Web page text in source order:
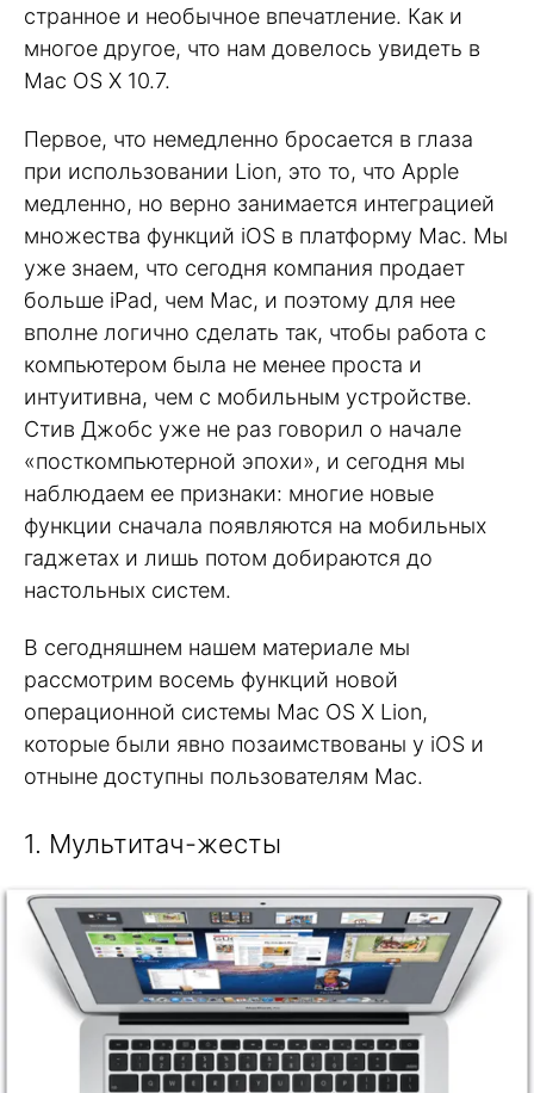
странное и необычное впечатление. Как и
многое другое, что нам довелось увидеть в
Mac OS X 10.7.
Первое, что немедленно бросается в глаза
при использовании Lion, это то, что Apple
медленно, но верно занимается интеграцией
множества функций iOS в платформу Mac. Мы
уже знаем, что сегодня компания продает
больше iPad, чем Mac, и поэтому для нее
вполне логично сделать так, чтобы работа с
компьютером была не менее проста и
интуитивна, чем с мобильным устройстве.
Стив Джобс уже не раз говорил о начале
«посткомпьютерной эпохи», и сегодня мы
наблюдаем ее признаки: многие новые
функции сначала появляются на мобильных
гаджетах и лишь потом добираются до
настольных систем.
В сегодняшнем нашем материале мы
рассмотрим восемь функций новой
операционной системы Mac OS X Lion,
которые были явно позаимствованы у iOS и
отныне доступны пользователям Mac.
1. Мультитач-жесты